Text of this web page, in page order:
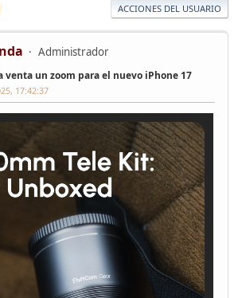
ACCIONES DEL USUARIO
Administrador
venta un zoom para el nuevo iPhone 17
17:42:37